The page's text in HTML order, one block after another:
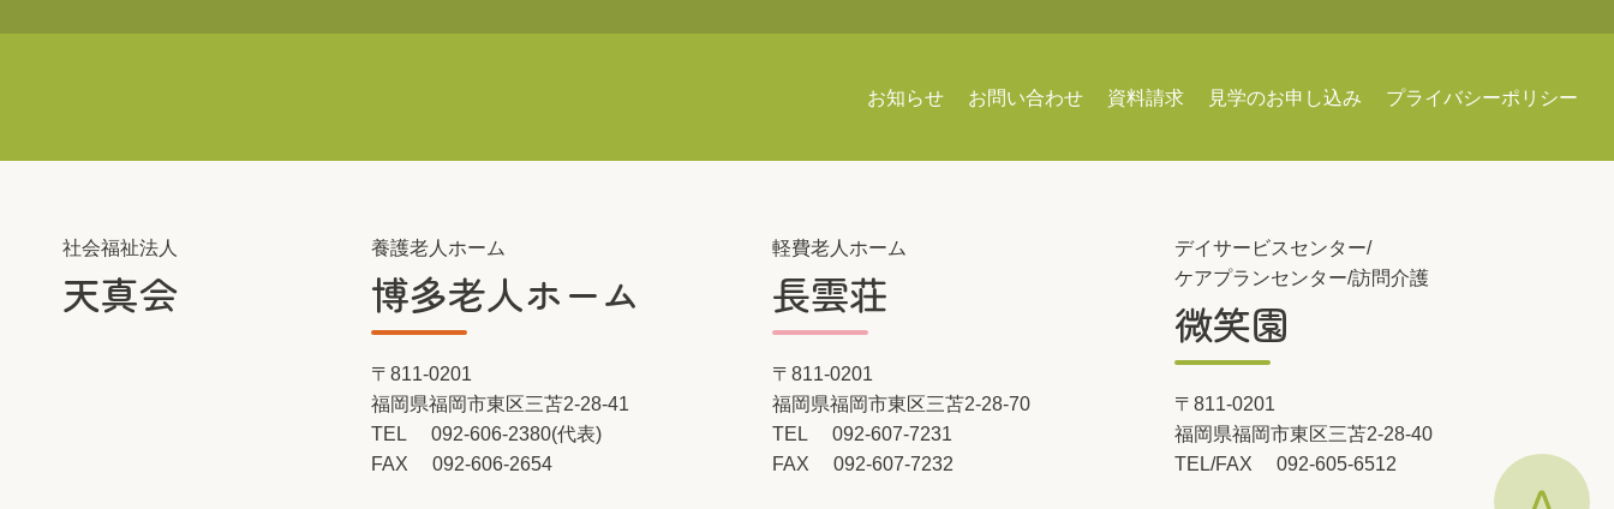
お知らせ お問い合わせ 資料請求 見学のお申し込み プライバシーポリシー
社会福祉法人
天真会
養護老人ホーム
博多老人ホーム
〒811-0201
福岡県福岡市東区三苫2-28-41
TEL
092-606-2380(代表)
FAX
092-606-2654
軽費老人ホーム
長雲荘
〒811-0201
福岡県福岡市東区三苫2-28-70
TEL
092-607-7231
FAX
092-607-7232
デイサービスセンター/
ケアプランセンター/訪問介護
微笑園
〒811-0201
福岡県福岡市東区三苫2-28-40
TEL/FAX
092-605-6512